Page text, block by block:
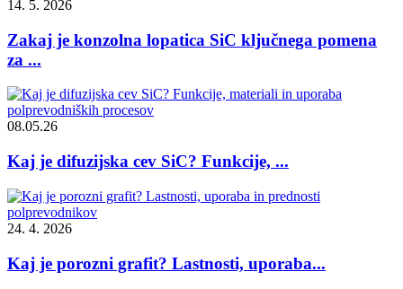
14. 5. 2026
Zakaj je konzolna lopatica SiC ključnega pomena
za ...
08.05.26
Kaj je difuzijska cev SiC? Funkcije, ...
24. 4. 2026
Kaj je porozni grafit? Lastnosti, uporaba...